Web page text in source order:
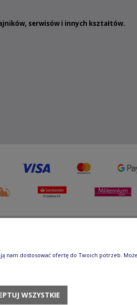
, serwisów i innych kształtów.
na stronie stanowią własność
z nich może być negatywne w
dostosować ofertę do Twoich potrzeb.
WSZYSTKIE